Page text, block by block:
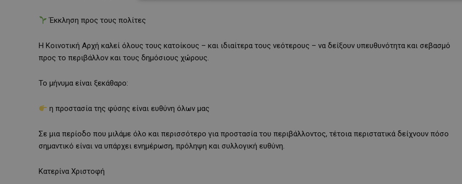
Έκκληση προς τους πολίτες
Η Κοινοτική Αρχή καλεί όλους τους κατοίκους – και ιδιαίτερα τους νεότερους – να δείξουν υπευθυνότητα και σεβασμό
προς το περιβάλλον και τους δημόσιους χώρους.
Το μήνυμα είναι ξεκάθαρο:
η προστασία της φύσης είναι ευθύνη όλων μας
Σε μια περίοδο που μιλάμε όλο και περισσότερο για προστασία του περιβάλλοντος, τέτοια περιστατικά δείχνουν πόσο
σημαντικό είναι να υπάρχει ενημέρωση, πρόληψη και συλλογική ευθύνη.
Κατερίνα Χριστοφή